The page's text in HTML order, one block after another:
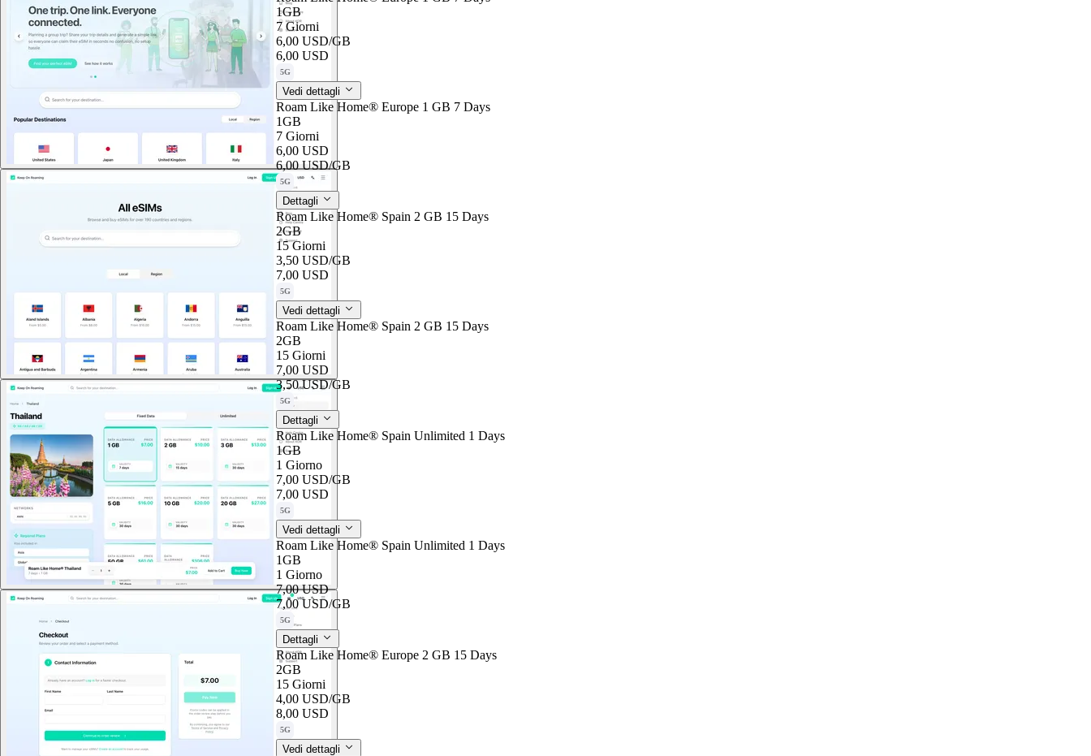
1GB
7 Giorni
6,00 USD/GB
6,00 USD
5G
Vedi dettagli
Roam Like Home® Europe 1 GB 7 Days
1GB
7 Giorni
6,00 USD
6,00 USD/GB
5G
Dettagli
Roam Like Home® Spain 2 GB 15 Days
2GB
15 Giorni
3,50 USD/GB
7,00 USD
5G
Vedi dettagli
Roam Like Home® Spain 2 GB 15 Days
2GB
15 Giorni
7,00 USD
3,50 USD/GB
5G
Dettagli
Roam Like Home® Spain Unlimited 1 Days
1GB
1 Giorno
7,00 USD/GB
7,00 USD
5G
Vedi dettagli
Roam Like Home® Spain Unlimited 1 Days
1GB
1 Giorno
7,00 USD
7,00 USD/GB
5G
Dettagli
Roam Like Home® Europe 2 GB 15 Days
2GB
15 Giorni
4,00 USD/GB
8,00 USD
5G
Vedi dettagli